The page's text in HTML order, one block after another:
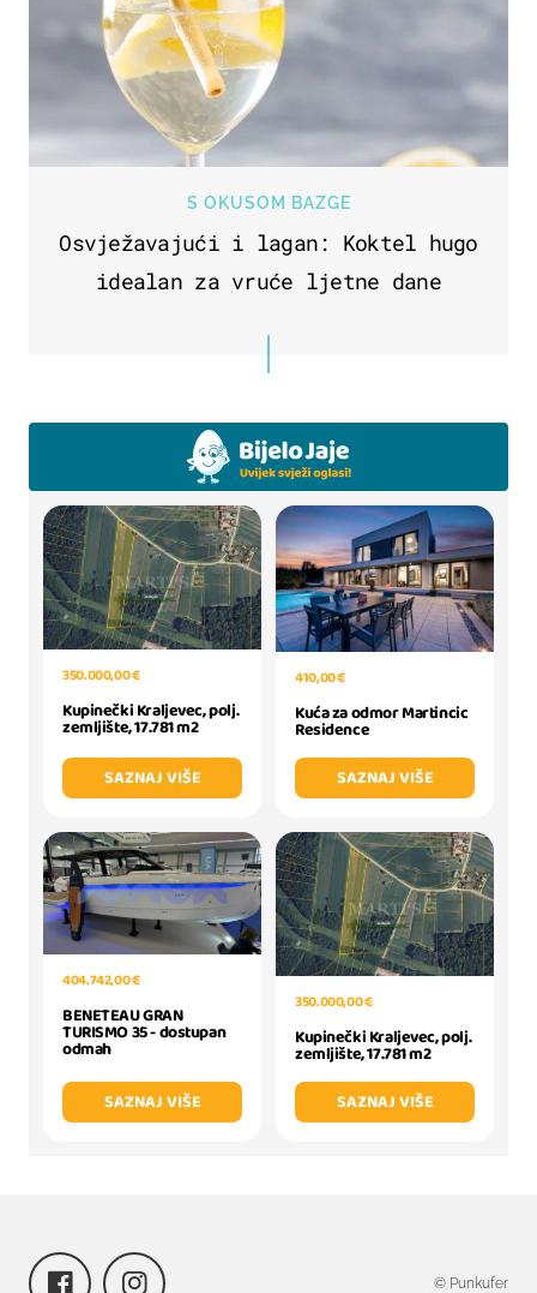
S OKUSOM BAZGE
Osvježavajući i lagan: Koktel hugo
idealan za vruće ljetne dane
350.000,00 €
Kupinečki Kraljevec, polj.
zemljište, 17.781 m2
SAZNAJ VIŠE
410,00 €
Kuća za odmor Martincic
Residence
SAZNAJ VIŠE
404.742,00 €
BENETEAU GRAN
TURISMO 35 - dostupan
odmah
SAZNAJ VIŠE
350.000,00 €
Kupinečki Kraljevec, polj.
zemljište, 17.781 m2
SAZNAJ VIŠE
© Punkufer